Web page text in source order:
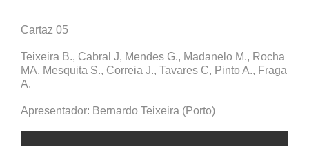
Cartaz 05
Teixeira B., Cabral J, Mendes G., Madanelo M., Rocha
MA, Mesquita S., Correia J., Tavares C, Pinto A., Fraga
A.
Apresentador: Bernardo Teixeira (Porto)